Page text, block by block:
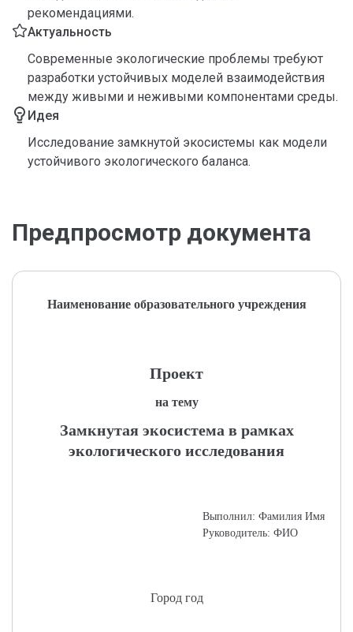
рекомендациями.
Актуальность
Современные экологические проблемы требуют
разработки устойчивых моделей взаимодействия
между живыми и неживыми компонентами среды.
Идея
Исследование замкнутой экосистемы как модели
устойчивого экологического баланса.
Предпросмотр документа
Наименование образовательного учреждения
Проект
на тему
Замкнутая экосистема в рамках
экологического исследования
Выполнил: Фамилия Имя
Руководитель: ФИО
Город год